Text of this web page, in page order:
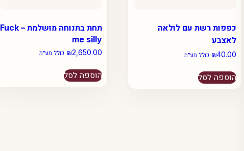
תחת בתנוחה מושלמת – Fuck
me silly
₪2,650.00 כולל מע״מ
הוספה לסל
כפפות רשת עם לולאה
לאצבע
₪40.00 כולל מע״מ
הוספה לסל